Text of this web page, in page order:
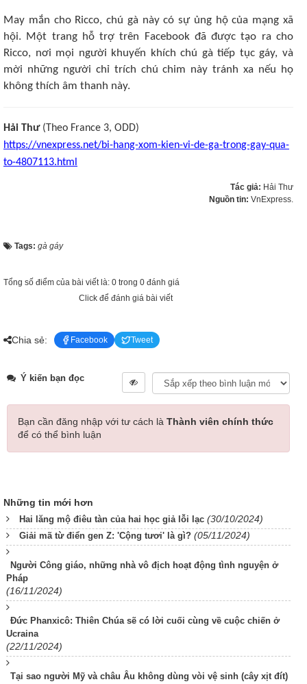
May mắn cho Ricco, chú gà này có sự ủng hộ của mạng xã
hội. Một trang hỗ trợ trên Facebook đã được tạo ra cho
Ricco, nơi mọi người khuyến khích chú gà tiếp tục gáy, và
mời những người chỉ trích chú chim này tránh xa nếu họ
không thích âm thanh này.
Hải Thư(Theo France 3, ODD)
https://vnexpress.net/bi-hang-xom-kien-vi-de-ga-trong-gay-qua-
to-4807113.html
Tác giả: Hải Thư
Nguồn tin: VnExpress.
Tags: gà gáy
Tổng số điểm của bài viết là: 0 trong 0 đánh giá
Click để đánh giá bài viết
Chia sẻ: Facebook Tweet
Ý kiến bạn đọc
Bạn cần đăng nhập với tư cách là Thành viên chính thức
để có thể bình luận
Những tin mới hơn
Hai lăng mộ điêu tàn của hai học giả lỗi lạc (30/10/2024)
Giải mã từ điển gen Z: 'Cộng tươi' là gì? (05/11/2024)
Người Công giáo, những nhà vô địch hoạt động tình nguyện ở
Pháp
(16/11/2024)
Đức Phanxicô: Thiên Chúa sẽ có lời cuối cùng về cuộc chiến ở
Ucraina
(22/11/2024)
Tại sao người Mỹ và châu Âu không dùng vòi vệ sinh (cây xịt đít)